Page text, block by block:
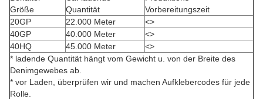
Größe
Quantität
Vorbereitungszeit
20GP
22.000 Meter
<>
40GP
40.000 Meter
<>
40HQ
45.000 Meter
<>
* ladende Quantität hängt vom Gewicht u. von der Breite des
Denimgewebes ab.
* vor Laden, überprüfen wir und machen Aufklebercodes für jede
Rolle.